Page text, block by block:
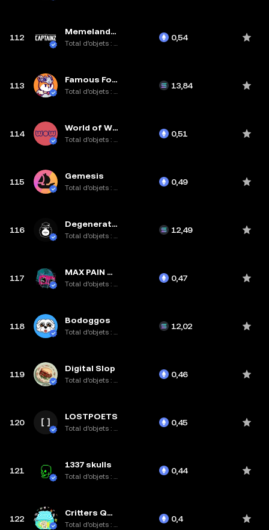
112
Memeland Captainz
Total d’objets : 10K
0,54
113
Famous Fox Federation
Total d’objets : 10K
13,84
114
World of Women
Total d’objets : 10K
0,51
115
Gemesis
Total d’objets : 94,8K
0,49
116
Degenerate Ape Academy
Total d’objets : 15,6K
12,49
117
MAX PAIN AND FRENS
Total d’objets : 5,3K
0,47
118
Bodoggos
Total d’objets : 8,6K
12,02
119
Digital Slop
Total d’objets : 10K
0,46
120
LOSTPOETS
Total d’objets : 28,2K
0,45
121
1337 skulls
Total d’objets : 7,4K
0,44
122
Critters Quest Blind Box x12
Total d’objets : 1,3K
0,4